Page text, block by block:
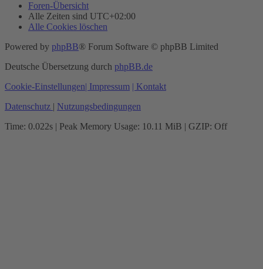
Foren-Übersicht
Alle Zeiten sind UTC+02:00
Alle Cookies löschen
Powered by phpBB® Forum Software © phpBB Limited
Deutsche Übersetzung durch phpBB.de
Cookie-Einstellungen| Impressum | Kontakt
Datenschutz | Nutzungsbedingungen
Time: 0.022s | Peak Memory Usage: 10.11 MiB | GZIP: Off